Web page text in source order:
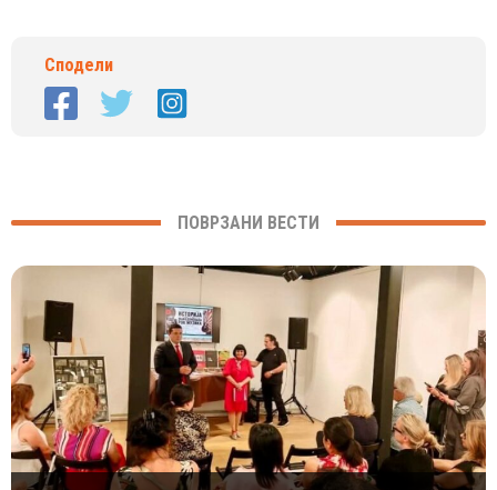
Сподели
ПОВРЗАНИ ВЕСТИ